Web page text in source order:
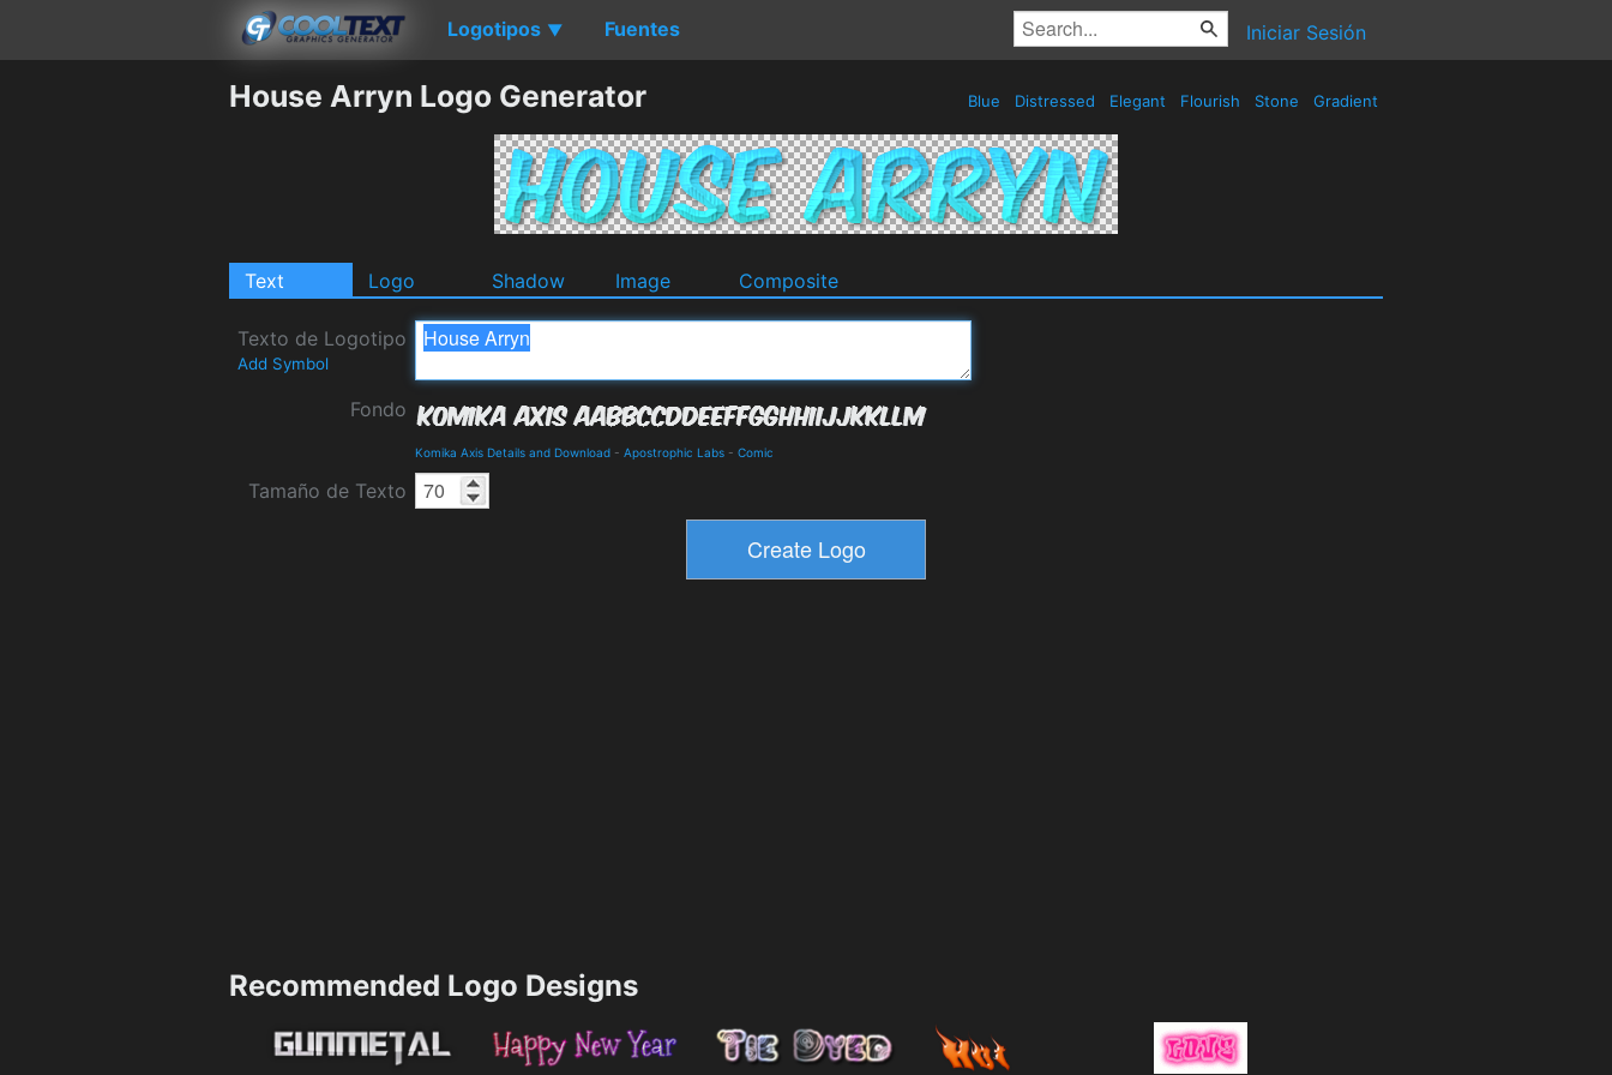
Logotipos ▼ Fuentes Iniciar Sesión
House Arryn Logo Generator Blue Distressed Elegant Flourish Stone Gradient
Text Logo Shadow Image Composite
Texto de Logotipo
Add Symbol
Fondo
Komika Axis Details and Download - Apostrophic Labs - Comic
Tamaño de Texto
Recommended Logo Designs